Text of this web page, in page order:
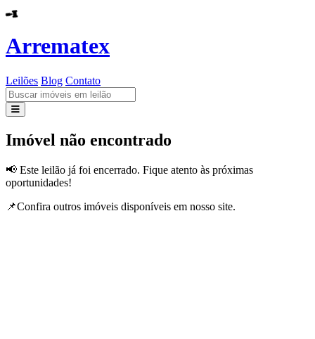
Arrematex
Leilões Blog Contato
Leilões
Imóvel não encontrado
📢 Este leilão já foi encerrado. Fique atento às próximas
oportunidades!
📌Confira outros imóveis disponíveis em nosso site.